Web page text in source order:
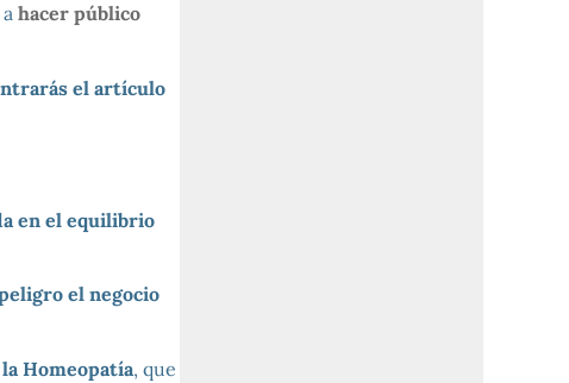
hacer público
el artículo
en el equilibrio
el negocio
Homeopatía, que